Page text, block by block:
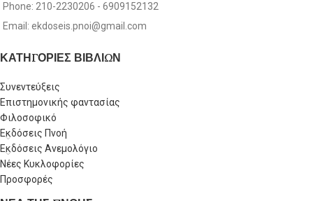
Phone: 210-2230206 - 6909152132
Email: ekdoseis.pnoi@gmail.com
ΚΑΤΗΓΟΡΙΕΣ ΒΙΒΛΙΩΝ
Συνεντεύξεις
Επιστημονικής φαντασίας
Φιλοσοφικό
Εκδόσεις Πνοή
Εκδόσεις Ανεμολόγιο
Νέες Κυκλοφορίες
Προσφορές